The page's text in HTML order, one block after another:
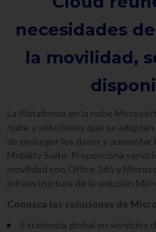
necesidades
la movilidad,
La Plataforma en la nube
nube y soluciones que se
de proteger los datos y
Mobility Suite. Proporciona
movilidad con Office 365 y
infraestructura de la solución
Conozca las soluciones de
Excelencia global en servicios